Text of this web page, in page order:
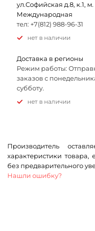
ул.Софийская д.8, к.1, м.
Международная
тел: +7(812) 988-96-31
Нет в наличии
Доставка в регионы
Режим работы:
заказов с
субботу.
Нет в наличии
Производитель
характеристики
без предварительного
Нашли ошибку?